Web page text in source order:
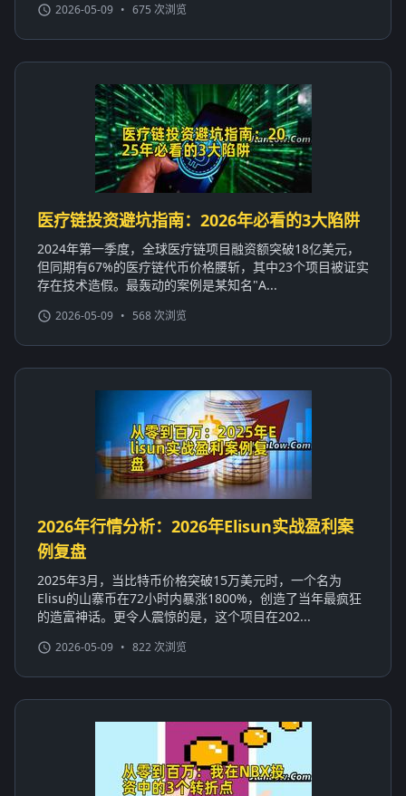
2026-05-09 • 675 次浏览
医疗链投资避坑指南：2026年必看的3大陷阱
2024年第一季度，全球医疗链项目融资额突破18亿美元，
但同期有67%的医疗链代币价格腰斩，其中23个项目被证实
存在技术造假。最轰动的案例是某知名"A...
2026-05-09 • 568 次浏览
2026年行情分析：2026年Elisun实战盈利案
例复盘
2025年3月，当比特币价格突破15万美元时，一个名为
Elisu的山寨币在72小时内暴涨1800%，创造了当年最疯狂
的造富神话。更令人震惊的是，这个项目在202...
2026-05-09 • 822 次浏览